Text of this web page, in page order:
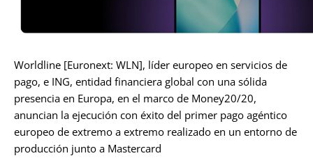
Worldline [Euronext: WLN], líder europeo en servicios de
pago, e ING, entidad financiera global con una sólida
presencia en Europa, en el marco de Money20/20,
anuncian la ejecución con éxito del primer pago agéntico
europeo de extremo a extremo realizado en un entorno de
producción junto a Mastercard